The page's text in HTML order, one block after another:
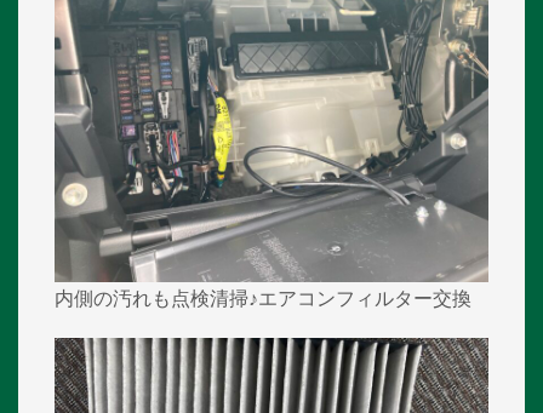
内側の汚れも点検清掃♪エアコンフィルター交換